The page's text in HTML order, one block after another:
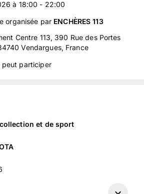
à 18:00 - 22:00
organisée par ENCHÈRES 113
Centre 113, 390 Rue des Portes
Vendargues, France
peut participer
et de sport